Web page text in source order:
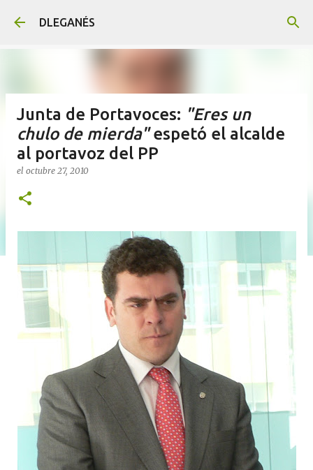
DLEGANÉS
Junta de Portavoces: "Eres un
chulo de mierda"espetó el alcalde
al portavoz del PP
el octubre 27, 2010